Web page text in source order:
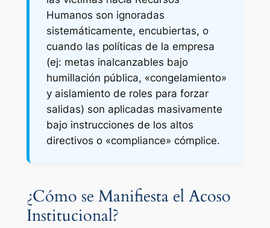
Humanos son ignoradas
sistemáticamente, encubiertas, o
cuando las políticas de la empresa
(ej: metas inalcanzables bajo
humillación pública, «congelamiento»
y aislamiento de roles para forzar
salidas) son aplicadas masivamente
bajo instrucciones de los altos
directivos o «compliance» cómplice.
¿Cómo se Manifiesta el Acoso
Institucional?